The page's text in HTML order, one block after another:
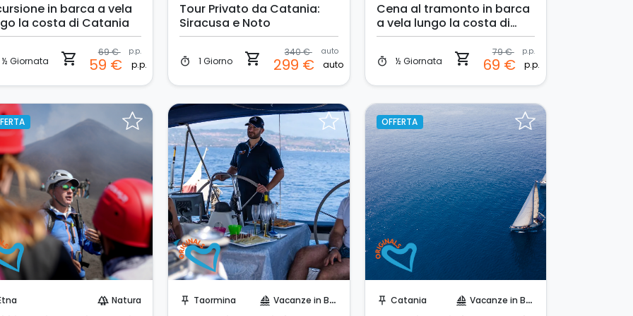
in barca a vela
la costa di Catania
½ Giornata shopping_cart 69 € p.p.
59 € p.p.
Tour Privato da Catania:
Siracusa e Noto
timer 1 Giorno shopping_cart 340 € auto
299 € auto
Cena al tramonto in barca
a vela lungo la costa di
Catania
timer ½ Giornata shopping_cart 79 € p.p.
69 € p.p.
forest Natura push_pin Taormina sailing Vacanze in Barca
OFFERTA
push_pin Catania sailing Vacanze in Barca